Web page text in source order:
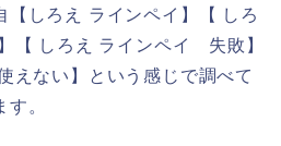
【しろえ ラインペイ】【 しろ
【 しろえ ラインペイ 失敗】
えない】という感じで調べて
。